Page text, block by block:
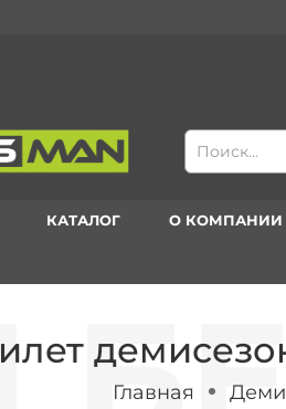
КАТАЛОГ О КОМПАНИИ
Главная